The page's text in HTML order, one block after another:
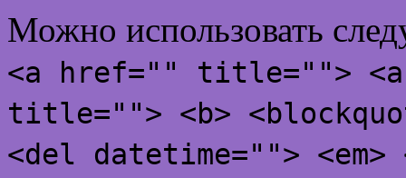
Можно использовать
<a href="" title="">
title=""> <b>
<del datetime="">